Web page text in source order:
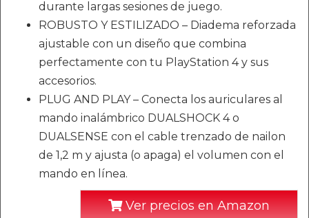
durante largas sesiones de juego.
ROBUSTO Y ESTILIZADO – Diadema reforzada
ajustable con un diseño que combina
perfectamente con tu PlayStation 4 y sus
accesorios.
PLUG AND PLAY – Conecta los auriculares al
mando inalámbrico DUALSHOCK 4 o
DUALSENSE con el cable trenzado de nailon
de 1,2 m y ajusta (o apaga) el volumen con el
mando en línea.
Ver precios en Amazon